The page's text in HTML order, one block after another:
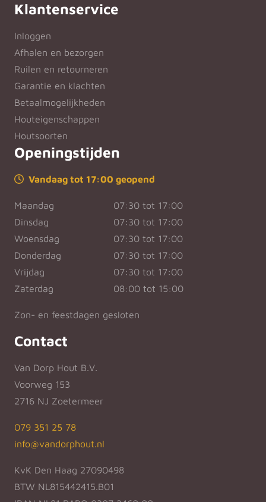
Klantenservice
Inloggen
Afhalen en bezorgen
Ruilen en retourneren
Garantie en klachten
Betaalmogelijkheden
Houteigenschappen
Houtsoorten
Openingstijden
Vandaag tot 17:00 geopend
Maandag
07:30 tot 17:00
Dinsdag
07:30 tot 17:00
Woensdag
07:30 tot 17:00
Donderdag
07:30 tot 17:00
Vrijdag
07:30 tot 17:00
Zaterdag
08:00 tot 15:00
Zon- en feestdagen gesloten
Contact
Van Dorp Hout B.V.
Voorweg 153
2716 NJ Zoetermeer
079 351 25 78
info@vandorphout.nl
KvK Den Haag 27090498
BTW NL815442415.B01